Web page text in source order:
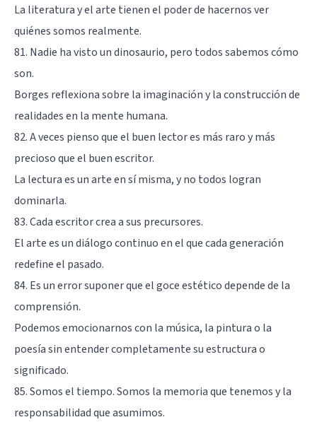
La literatura y el arte tienen el poder de hacernos ver
quiénes somos realmente.
81. Nadie ha visto un dinosaurio, pero todos sabemos cómo
son.
Borges reflexiona sobre la imaginación y la construcción de
realidades en la mente humana.
82. A veces pienso que el buen lector es más raro y más
precioso que el buen escritor.
La lectura es un arte en sí misma, y no todos logran
dominarla.
83. Cada escritor crea a sus precursores.
El arte es un diálogo continuo en el que cada generación
redefine el pasado.
84. Es un error suponer que el goce estético depende de la
comprensión.
Podemos emocionarnos con la música, la pintura o la
poesía sin entender completamente su estructura o
significado.
85. Somos el tiempo. Somos la memoria que tenemos y la
responsabilidad que asumimos.